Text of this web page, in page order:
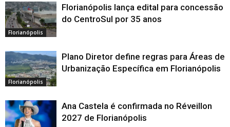
Florianópolis
Florianópolis lança edital para concessão
do CentroSul por 35 anos
Florianópolis
Plano Diretor define regras para Áreas de
Urbanização Específica em Florianópolis
Ana Castela é confirmada no Réveillon
2027 de Florianópolis